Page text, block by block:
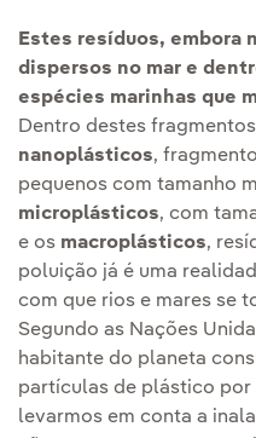
Estes resíduos, embora
dispersos no mar e
espécies marinhas que
Dentro destes
nanoplásticos,
pequenos com tamanho
microplásticos, com
e os macroplásticos,
poluição já é uma
com que rios e mares se
Segundo as Nações
habitante do planeta
partículas de plástico por
levarmos em conta a